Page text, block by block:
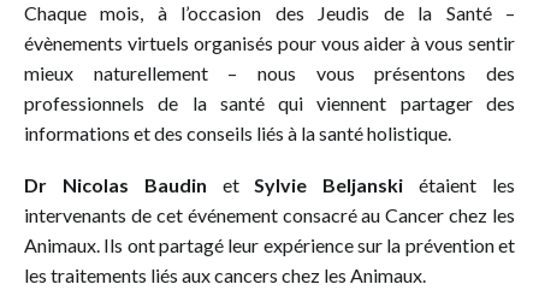
Chaque mois, à l’occasion des Jeudis de la Santé –
évènements virtuels organisés pour vous aider à vous sentir
mieux naturellement – nous vous présentons des
professionnels de la santé qui viennent partager des
informations et des conseils liés à la santé holistique.
Dr Nicolas Baudin etSylvie Beljanski étaient les
intervenants de cet événement consacré au Cancer chez les
Animaux. Ils ont partagé leur expérience sur la prévention et
les traitements liés aux cancers chez les Animaux.